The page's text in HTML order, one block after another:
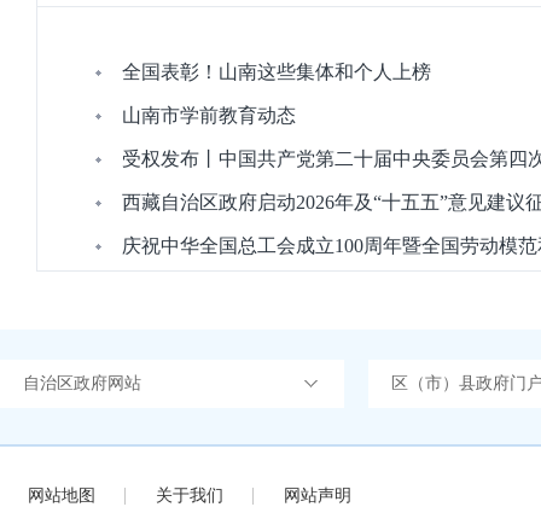
全国表彰！山南这些集体和个人上榜
山南市学前教育动态
受权发布丨中国共产党第二十届中央委员会第四
西藏自治区政府启动2026年及“十五五”意见建议
庆祝中华全国总工会成立100周年暨全国劳动模
自治区政府网站 区（市）县政府门
网站地图 关于我们 网站声明